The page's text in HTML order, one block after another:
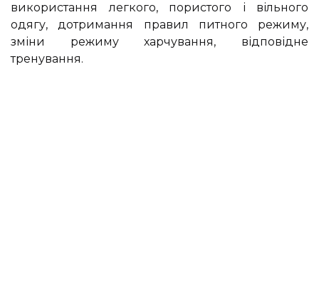
використання легкого, пористого і вільного
одягу, дотримання правил питного режиму,
зміни режиму харчування, відповідне
тренування.